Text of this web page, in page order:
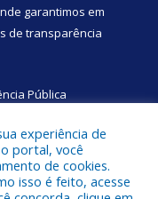
garantimos em
de transparência
Pública
Municipal de Augusto
experiência de
portal, você
de cookies.
isso é feito, acesse